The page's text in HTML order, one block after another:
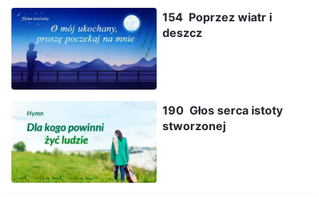
154 Poprzez wiatr i
deszcz
190 Głos serca istoty
stworzonej